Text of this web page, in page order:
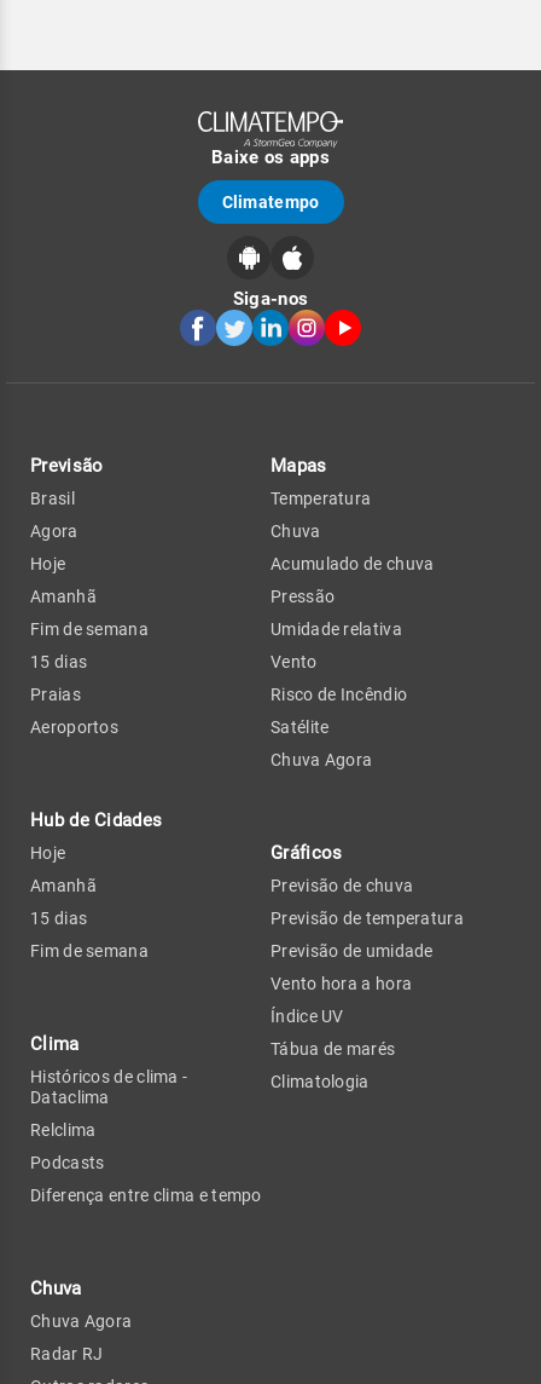
Baixe os apps
Climatempo
Siga-nos
Previsão
Brasil
Agora
Hoje
Amanhã
Fim de semana
15 dias
Praias
Aeroportos
Hub de Cidades
Hoje
Amanhã
15 dias
Fim de semana
Clima
Históricos de clima -
Dataclima
Relclima
Podcasts
Diferença entre clima e tempo
Chuva
Chuva Agora
Radar RJ
Mapas
Temperatura
Chuva
Acumulado de chuva
Pressão
Umidade relativa
Vento
Risco de Incêndio
Satélite
Chuva Agora
Gráficos
Previsão de chuva
Previsão de temperatura
Previsão de umidade
Vento hora a hora
Índice UV
Tábua de marés
Climatologia